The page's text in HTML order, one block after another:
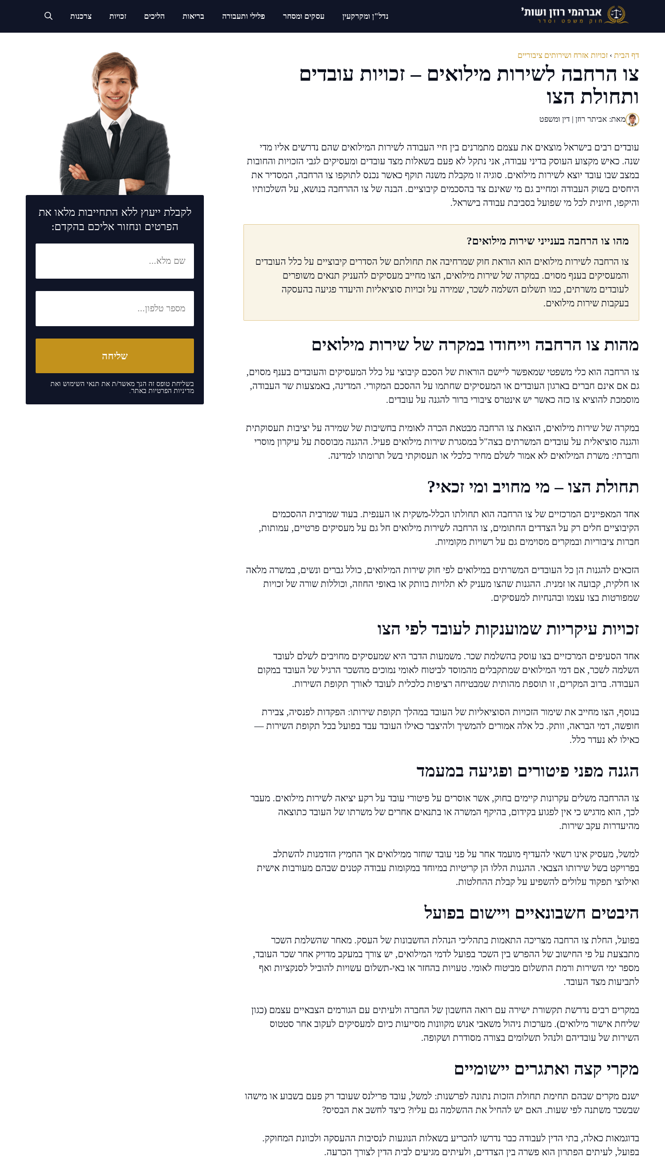
נדל"ן ומקרקעין עסקים ומסחר פלילי ותעבורה בריאות הליכים זכויות צרכנות
דף הבית › זכויות אזרח ושירותים ציבוריים
צו הרחבה לשירות מילואים – זכויות עובדים
ותחולת הצו
מאת: אביתר רוזן | דין ומשפט
עובדים רבים בישראל מוצאים את עצמם מתמרנים בין חיי העבודה לשירות המילואים שהם נדרשים אליו מדי
שנה. כאיש מקצוע העוסק בדיני עבודה, אני נתקל לא פעם בשאלות מצד עובדים ומעסיקים לגבי הזכויות והחובות
במצב שבו עובד יוצא לשירות מילואים. סוגיה זו מקבלת משנה תוקף כאשר נכנס לתוקפו צו הרחבה, המסדיר את
היחסים בשוק העבודה ומחייב גם מי שאינם צד בהסכמים קיבוציים. הבנה של צו ההרחבה בנושא, על השלכותיו
והיקפו, חיונית לכל מי שפועל בסביבת עבודה בישראל.
מהו צו הרחבה בענייני שירות מילואים?
צו הרחבה לשירות מילואים הוא הוראת חוק שמרחיבה את תחולתם של הסדרים קיבוציים על כלל העובדים
והמעסיקים בענף מסוים. במקרה של שירות מילואים, הצו מחייב מעסיקים להעניק תנאים משופרים
לעובדים משרתים, כמו תשלום השלמה לשכר, שמירה על זכויות סוציאליות והיעדר פגיעה בהעסקה
בעקבות שירות מילואים.
מהות צו הרחבה וייחודו במקרה של שירות מילואים
צו הרחבה הוא כלי משפטי שמאפשר ליישם הוראות של הסכם קיבוצי על כלל המעסיקים והעובדים בענף מסוים,
גם אם אינם חברים בארגון העובדים או המעסיקים שחתמו על ההסכם המקורי. המדינה, באמצעות שר העבודה,
מוסמכת להוציא צו כזה כאשר יש אינטרס ציבורי ברור להגנה על עובדים.
במקרה של שירות מילואים, הוצאת צו הרחבה מבטאת הכרה לאומית בחשיבות של שמירה על יציבות תעסוקתית
והגנה סוציאלית על עובדים המשרתים בצה"ל במסגרת שירות מילואים פעיל. ההגנה מבוססת על עיקרון מוסרי
וחברתי: משרת המילואים לא אמור לשלם מחיר כלכלי או תעסוקתי בשל תרומתו למדינה.
תחולת הצו – מי מחויב ומי זכאי?
אחד המאפיינים המרכזיים של צו הרחבה הוא תחולתו הכלל-משקית או הענפית. בעוד שמרבית ההסכמים
הקיבוציים חלים רק על הצדדים החתומים, צו הרחבה לשירות מילואים חל גם על מעסיקים פרטיים, עמותות,
חברות ציבוריות ובמקרים מסוימים גם על רשויות מקומיות.
הזכאים להגנות הן כל העובדים המשרתים במילואים לפי חוק שירות המילואים, כולל גברים ונשים, במשרה מלאה
או חלקית, קבועה או זמנית. ההגנות שהצו מעניק לא תלויות בוותק או באופי החוזה, וכוללות שורה של זכויות
שמפורטות בצו עצמו ובהנחיות למעסיקים.
זכויות עיקריות שמוענקות לעובד לפי הצו
אחד הסעיפים המרכזיים בצו עוסק בהשלמת שכר. משמעות הדבר היא שמעסיקים מחויבים לשלם לעובד
השלמה לשכר, אם דמי המילואים שמתקבלים מהמוסד לביטוח לאומי נמוכים מהשכר הרגיל של העובד במקום
העבודה. ברוב המקרים, זו תוספת מהותית שמבטיחה רציפות כלכלית לעובד לאורך תקופת השירות.
בנוסף, הצו מחייב את שימור הזכויות הסוציאליות של העובד במהלך תקופת שירותו: הפקדות לפנסיה, צבירת
חופשה, דמי הבראה, וותק. כל אלה אמורים להמשיך ולהיצבר כאילו העובד עבד בפועל בכל תקופת השירות —
כאילו לא נעדר כלל.
הגנה מפני פיטורים ופגיעה במעמד
צו ההרחבה משלים עקרונות קיימים בחוק, אשר אוסרים על פיטורי עובד על רקע יציאה לשירות מילואים. מעבר
לכך, הוא מדגיש כי אין לפגוע בקידום, בהיקף המשרה או בתנאים אחרים של משרתו של העובד כתוצאה
מהיעדרות עקב שירות.
למשל, מעסיק אינו רשאי להעדיף מועמד אחר על פני עובד שחזר ממילואים אך החמיץ הזדמנות להשתלב
בפרויקט בשל שירותו הצבאי. ההגנות הללו הן קריטיות במיוחד במקומות עבודה קטנים שבהם מעורבות אישית
ואילוצי תפקוד עלולים להשפיע על קבלת ההחלטות.
היבטים חשבונאיים ויישום בפועל
בפועל, החלת צו הרחבה מצריכה התאמות בתהליכי הנהלת החשבונות של העסק. מאחר שהשלמת השכר
מתבצעת על פי החישוב של ההפרש בין השכר בפועל לדמי המילואים, יש צורך במעקב מדויק אחר שכר העובד,
מספר ימי השירות ורמת התשלום מביטוח לאומי. טעויות בהחזר או באי-תשלום עשויות להוביל לסנקציות ואף
לתביעות מצד העובד.
במקרים רבים נדרשת תקשורת ישירה עם רואה החשבון של החברה ולעיתים עם הגורמים הצבאיים עצמם (כגון
שליחת אישור מילואים). מערכות ניהול משאבי אנוש מקוונות מסייעות כיום למעסיקים לעקוב אחר סטטוס
השירות של עובדיהם ולנהל תשלומים בצורה מסודרת ושקופה.
מקרי קצה ואתגרים יישומיים
ישנם מקרים שבהם תחימת תחולת הזכות נתונה לפרשנות: למשל, עובד פרילנס שעובד רק פעם בשבוע או מישהו
שבשכר משתנה לפי שעות. האם יש להחיל את ההשלמה גם עליו? כיצד לחשב את הבסיס?
בדוגמאות כאלה, בתי הדין לעבודה כבר נדרשו להכריע בשאלות הנוגעות לנסיבות ההעסקה ולכוונת המחוקק.
בפועל, לעיתים הפתרון הוא פשרה בין הצדדים, ולעיתים מגיעים לבית הדין לצורך הכרעה.
לקבלת ייעוץ ללא התחייבות מלאו את
הפרטים ונחזור אליכם בהקדם:
בשליחת טופס זה הנך מאשר/ת את תנאי השימושואת
מדיניות הפרטיותבאתר.